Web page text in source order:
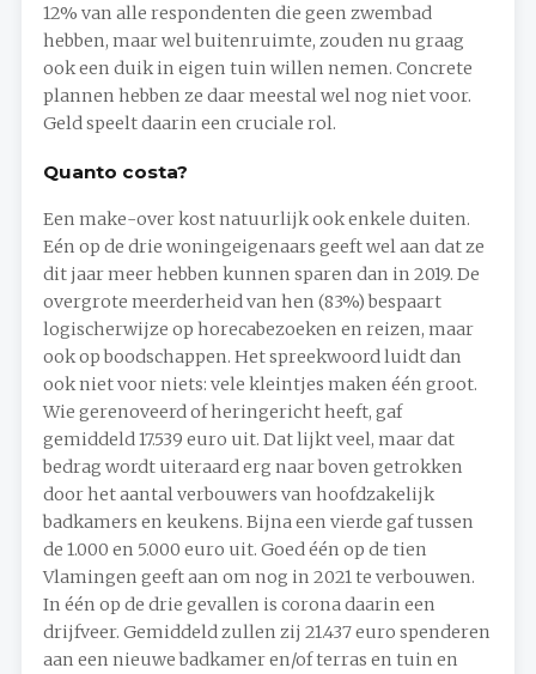
12% van alle respondenten die geen zwembad
hebben, maar wel buitenruimte, zouden nu graag
ook een duik in eigen tuin willen nemen. Concrete
plannen hebben ze daar meestal wel nog niet voor.
Geld speelt daarin een cruciale rol.
Quanto costa?
Een make-over kost natuurlijk ook enkele duiten.
Eén op de drie woningeigenaars geeft wel aan dat ze
dit jaar meer hebben kunnen sparen dan in 2019. De
overgrote meerderheid van hen (83%) bespaart
logischerwijze op horecabezoeken en reizen, maar
ook op boodschappen. Het spreekwoord luidt dan
ook niet voor niets: vele kleintjes maken één groot.
Wie gerenoveerd of heringericht heeft, gaf
gemiddeld 17.539 euro uit. Dat lijkt veel, maar dat
bedrag wordt uiteraard erg naar boven getrokken
door het aantal verbouwers van hoofdzakelijk
badkamers en keukens. Bijna een vierde gaf tussen
de 1.000 en 5.000 euro uit. Goed één op de tien
Vlamingen geeft aan om nog in 2021 te verbouwen.
In één op de drie gevallen is corona daarin een
drijfveer. Gemiddeld zullen zij 21.437 euro spenderen
aan een nieuwe badkamer en/of terras en tuin en